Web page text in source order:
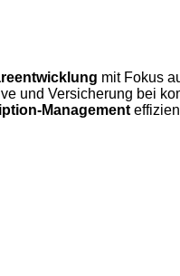
mit Fokus
und Versicherung bei
Management